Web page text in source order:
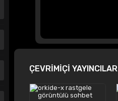
ÇEVRİMİÇİ YAYINCILAR